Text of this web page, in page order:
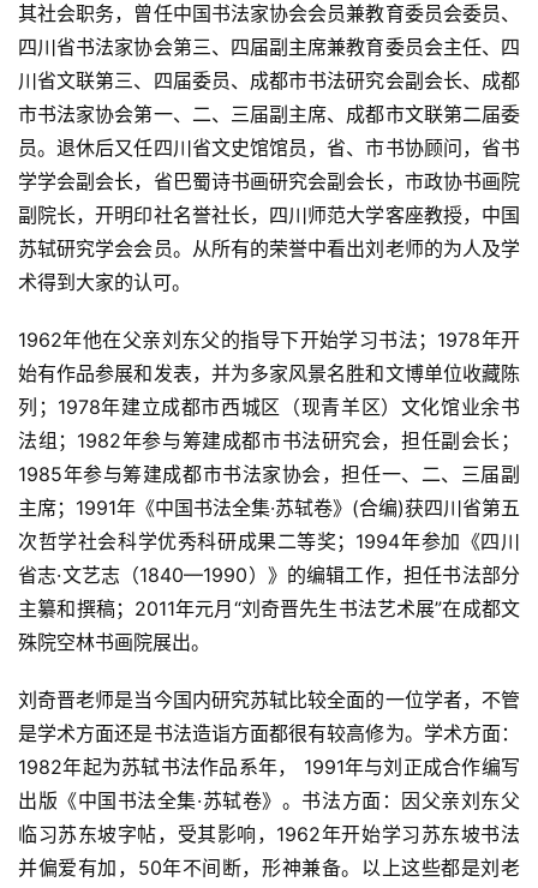
首
页
其社会职务，曾任中国书法家协会会员兼教育委员会委员、
四川省书法家协会第三、四届副主席兼教育委员会主任、四
川省文联第三、四届委员、成都市书法研究会副会长、成都
市书法家协会第一、二、三届副主席、成都市文联第二届委
员。退休后又任四川省文史馆馆员，省、市书协顾问，省书
学学会副会长，省巴蜀诗书画研究会副会长，市政协书画院
副院长，开明印社名誉社长，四川师范大学客座教授，中国
苏轼研究学会会员。从所有的荣誉中看出刘老师的为人及学
术得到大家的认可。
1962年他在父亲刘东父的指导下开始学习书法；1978年开
始有作品参展和发表，并为多家风景名胜和文博单位收藏陈
列；1978年建立成都市西城区（现青羊区）文化馆业余书
法组；1982年参与筹建成都市书法研究会，担任副会长；
1985年参与筹建成都市书法家协会，担任一、二、三届副
主席；1991年《中国书法全集·苏轼卷》(合编)获四川省第五
次哲学社会科学优秀科研成果二等奖；1994年参加《四川
省志·文艺志（1840—1990）》的编辑工作，担任书法部分
主纂和撰稿；2011年元月“刘奇晋先生书法艺术展”在成都文
殊院空林书画院展出。
刘奇晋老师是当今国内研究苏轼比较全面的一位学者，不管
是学术方面还是书法造诣方面都很有较高修为。学术方面：
1982年起为苏轼书法作品系年， 1991年与刘正成合作编写
出版《中国书法全集·苏轼卷》。书法方面：因父亲刘东父
临习苏东坡字帖，受其影响，1962年开始学习苏东坡书法
并偏爱有加，50年不间断，形神兼备。以上这些都是刘老